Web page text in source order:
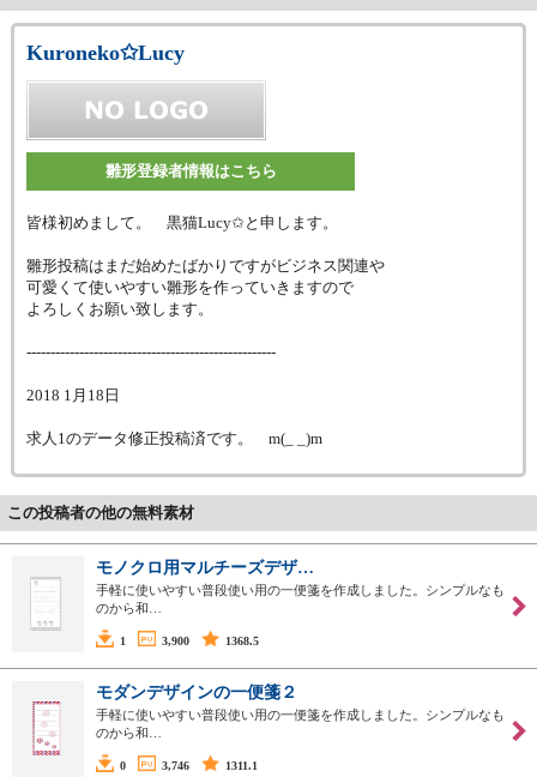
Kuroneko✩Lucy
雛形登録者情報はこちら
皆様初めまして。 黒猫Lucy✩と申します。
雛形投稿はまだ始めたばかりですがビジネス関連や
可愛くて使いやすい雛形を作っていきますので
よろしくお願い致します。
----------------------------------------------------
2018 1月18日
求人1のデータ修正投稿済です。 m(_ _)m
この投稿者の他の無料素材
モノクロ用マルチーズデザ…
手軽に使いやすい普段使い用の一便箋を作成しました。シンプルなも
のから和…
1 3,900 1368.5
モダンデザインの一便箋２
手軽に使いやすい普段使い用の一便箋を作成しました。シンプルなも
のから和…
0 3,746 1311.1